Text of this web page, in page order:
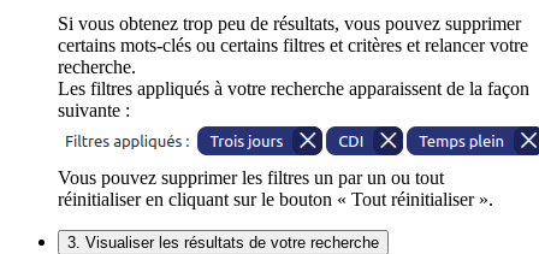
Si vous obtenez trop peu de résultats, vous pouvez supprimer
certains mots-clés ou certains filtres et critères et relancer votre
recherche.
Les filtres appliqués à votre recherche apparaissent de la façon
suivante :
Vous pouvez supprimer les filtres un par un ou tout
réinitialiser en cliquant sur le bouton « Tout réinitialiser ».
3. Visualiser les résultats de votre recherche